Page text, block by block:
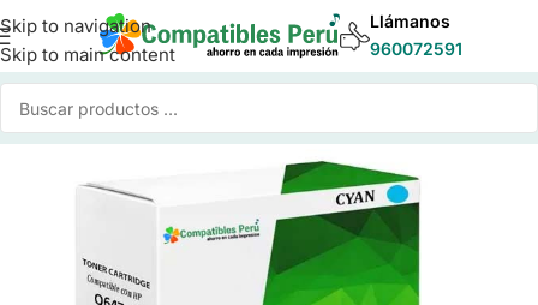
Skip to navigation
Skip to main content
Llámanos
960072591
Inicio/Toner para Impresoras/Toner Compatible HP